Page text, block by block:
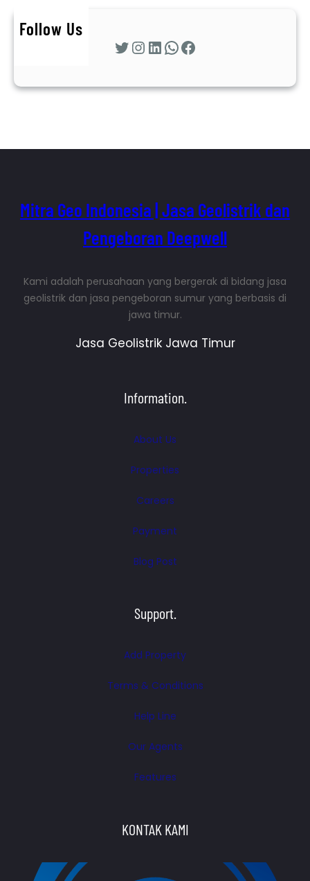
Follow Us
Twitter InstagramLinkedIn WhatsApp Facebook
Mitra Geo Indonesia | Jasa Geolistrik dan
Pengeboran Deepwell
Kami adalah perusahaan yang bergerak di bidang jasa
geolistrik dan jasa pengeboran sumur yang berbasis di
jawa timur.
Jasa Geolistrik Jawa Timur
Information.
About Us
Properties
Careers
Payment
Blog Post
Support.
Add Property
Terms & Conditions
Help Line
Our Agents
Features
KONTAK KAMI